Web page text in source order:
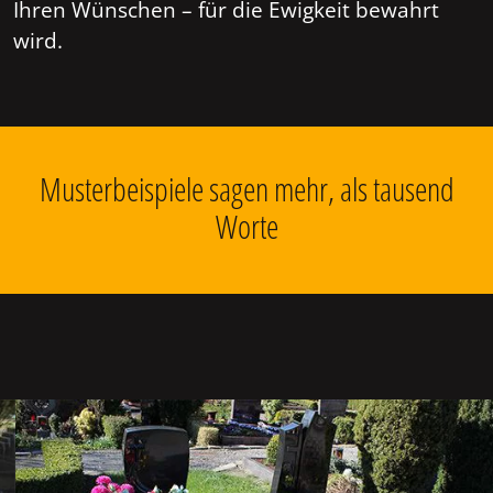
Ihren Wünschen – für die Ewigkeit bewahrt
wird.
Musterbeispiele sagen mehr, als tausend
Worte